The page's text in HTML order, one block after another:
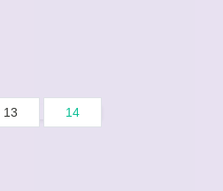
13 14